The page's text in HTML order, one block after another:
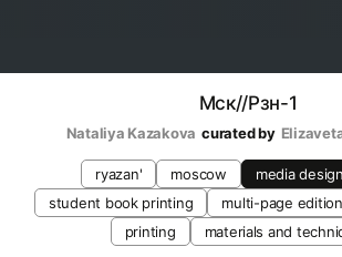
Мск//Рзн-1
Nataliya Kazakova curated by
ryazan' moscow media design
student book printing
multi-page edition
printing
materials and